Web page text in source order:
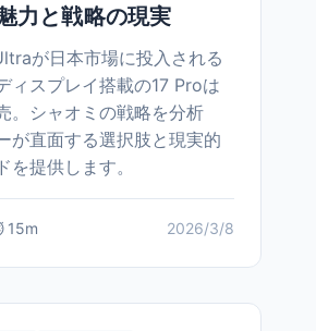
力と戦略の現実
が日本市場に投入される
ィスプレイ搭載の17 Proは
。シャオミの戦略を分析
が直面する選択肢と現実的
を提供します。
15m 2026/3/8